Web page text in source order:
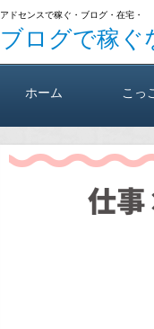
アドセンスで稼ぐ・ブログ・在宅・
ブログで稼
ホーム こっ